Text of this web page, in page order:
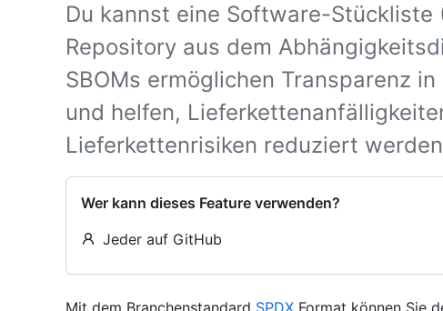
Du kannst eine Software-Stückliste
Repository aus dem
SBOMs ermöglichen Transparenz
und helfen,
Lieferkettenrisiken reduziert
Wer kann dieses Feature verwenden?
Jeder auf GitHub
Mit dem Branchenstandard SPDX Format können Sie